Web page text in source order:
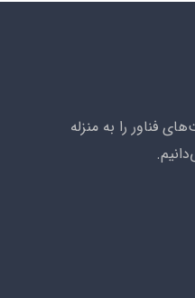
فناور را به منزله